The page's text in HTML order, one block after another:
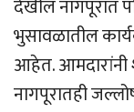
देखील नागपूरात
भुसावळातील
आहेत. आमदारांनी
नागपूरातही